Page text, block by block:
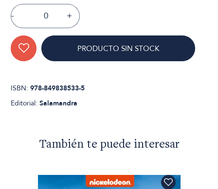
- +
PRODUCTO SIN STOCK
ISBN:978-849838533-5
Editorial:Salamandra
También te puede interesar